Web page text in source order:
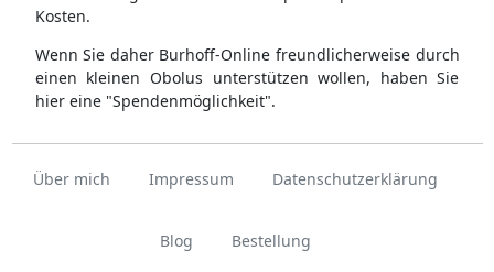
Kosten.
Wenn Sie daher Burhoff-Online freundlicherweise durch
einen kleinen Obolus unterstützen wollen, haben Sie
hier eine "Spendenmöglichkeit".
Über mich Impressum Datenschutzerklärung
Blog Bestellung